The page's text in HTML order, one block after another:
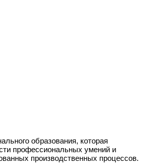
образования, которая
профессиональных умений и
производственных процессов.